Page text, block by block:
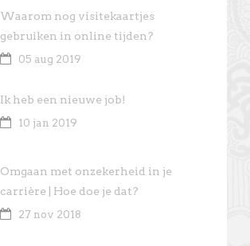
Waarom nog visitekaartjes
gebruiken in online tijden?
05 aug 2019
Ik heb een nieuwe job!
10 jan 2019
Omgaan met onzekerheid in je
carrière | Hoe doe je dat?
27 nov 2018